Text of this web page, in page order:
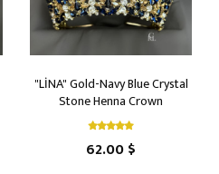
"LİNA" Gold-Navy Blue Crystal
Stone Henna Crown
62.00 $